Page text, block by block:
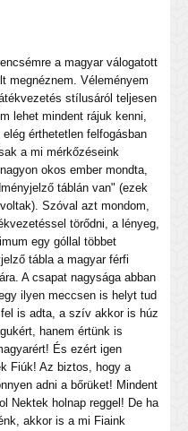
a magyar válogatott
megnéznem. Véleményem
stílusáról teljesen
lehet mindent rájuk kenni,
érthetetlen felfogásban
a mi mérkőzéseink
okos ember mondta,
táblán van" (ezek
Szóval azt mondom,
törődni, a lényeg,
egy góllal többet
tábla a magyar férfi
A csapat nagysága abban
ilyen meccsen is helyt tud
is adta, a szív akkor is húz
hanem értünk is
És ezért igen
Fiúk! Az biztos, hogy a
adni a bőrüket! Mindent
Nektek holnap reggel! De ha
akkor is a mi Fiaink